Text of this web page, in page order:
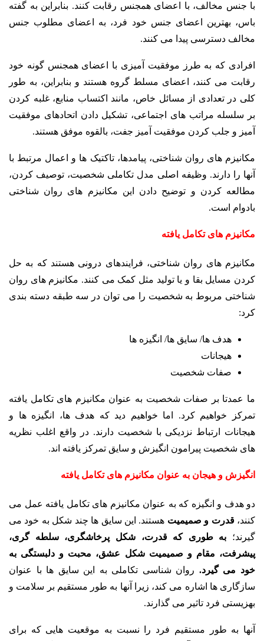
با جنس مخالف، با اعضای همجنس رقابت کنند. بنابراین به گفته
باس، بهترین اعضای جنس خود فرد، به اعضای مطلوب جنس
مخالف دسترسی پیدا می کنند.
افرادی که به طرز موفقیت آمیزی با اعضای همجنس گونه خود
رقابت می کنند، اعضای مسلط گروه هستند و بنابراین، به طور
کلی در تعدادی از مسائل خاص، مانند اکتساب منابع، غلبه کردن
بر سلسله مراتب های اجتماعی، تشکیل دادن اتحادهای موفقیت
آمیز و جلب کردن موفقیت آمیز جفت، بالقوه موفق هستند.
مکانیزم های روان شناختی، پیامدها، تاکتیک ها و اعمال مرتبط با
آنها را دارند. وظیفه اصلی مدل تکاملی شخصیت، توصیف کردن،
مطالعه کردن و توضیح دادن این مکانیزم های روان شناختی
بادوام است.
مکانیزم های تکامل یافته
مکانیزم های روان شناختی، فرایندهای درونی هستند که به حل
کردن مسایل بقا و یا تولید مثل کمک می کنند. مکانیزم های روان
شناختی مربوط به شخصیت را می توان در سه طبقه دسته بندی
کرد:
هدف ها/ سایق ها/ انگیزه ها
هیجانات
صفات شخصیت
ما عمدتا بر صفات شخصیت به عنوان مکانیزم های تکامل یافته
تمرکز خواهیم کرد. اما خواهیم دید که هدف ها، انگیزه ها و
هیجانات ارتباط نزدیکی با شخصیت دارند. در واقع اغلب نظریه
های شخصیت پیرامون انگیزش و سایق تمرکز یافته اند.
انگیزش و هیجان به عنوان مکانیزم های تکامل یافته
دو هدف و انگیزه که به عنوان مکانیزم های تکامل یافته عمل می
کنند،قدرت و صمیمیت هستند. این سایق ها چند شکل به خود می
گیرند؛ به طوری که قدرت، شکل پرخاشگری، سلطه گری،
پیشرفت، مقام و صمیمیت شکل عشق، محبت و دلبستگی به
خود می گیرد. روان شناسی تکاملی به این سایق ها با عنوان
سازگاری ها اشاره می کند، زیرا آنها به طور مستقیم بر سلامت و
بهزیستی فرد تاثیر می گذارند.
آنها به طور مستقیم فرد را نسبت به موقعیت هایی که برای